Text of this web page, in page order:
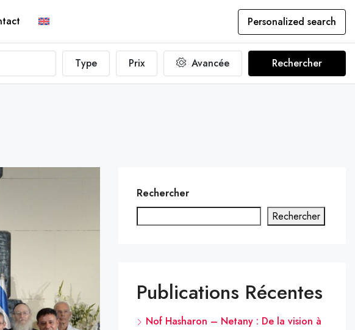
Personalized search
Type Prix Avancée Rechercher
Rechercher
Rechercher
Publications Récentes
Nof Hasharon – Netany : De la vision à